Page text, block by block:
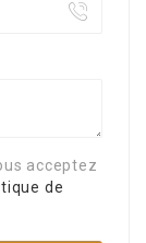
acceptez
de